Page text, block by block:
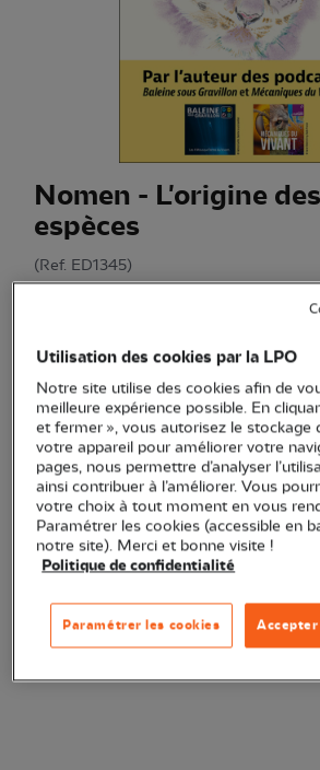
Nomen - L'origine
espèces
(Ref. ED1345)
noms d'espèces, mêlant culture, science,
anecdotes.Voir plus
Quantité
En stock
Transaction
Utilisation des cookies par la LPO
Notre site utilise des cookies afin de
meilleure expérience possible. En
et fermer », vous autorisez le stockage
votre appareil pour améliorer votre
pages, nous permettre d’analyser
ainsi contribuer à l’améliorer. Vous
votre choix à tout moment en vous
Paramétrer les cookies (accessible en
notre site). Merci et bonne visite !
Politique de confidentialité
Paramétrer les cookies